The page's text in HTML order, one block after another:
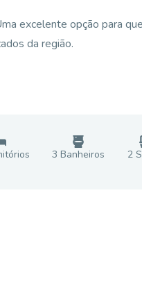
excelente opção para
da região.
s 3 Banheiros 2